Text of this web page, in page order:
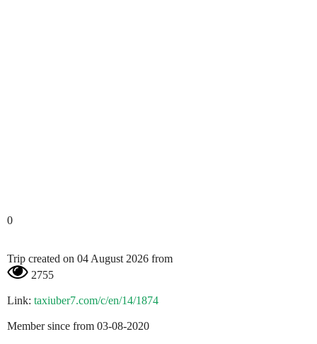
0
Trip created on 04 August 2026 from
2755
Link: taxiuber7.com/c/en/14/1874
Member since from 03-08-2020